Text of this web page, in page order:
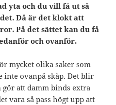
yta och du vill få ut så
Då är det klokt att
På det sättet kan du få
och ovanför.
mycket olika saker som
inte ovanpå skåp. Det blir
att damm binds extra
vara så pass högt upp att